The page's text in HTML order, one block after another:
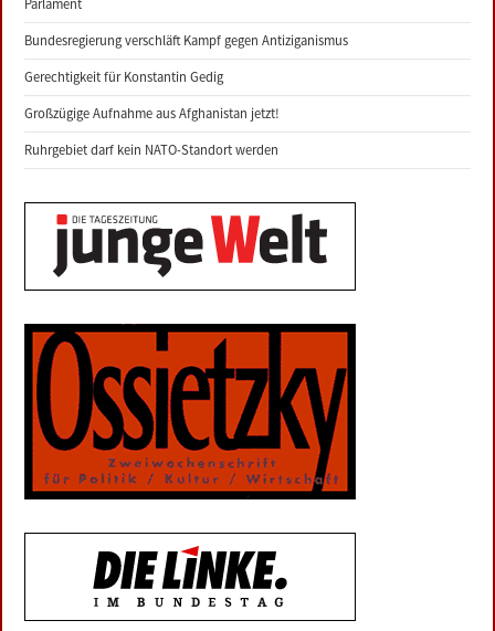
Parlament
Bundesregierung verschläft Kampf gegen Antiziganismus
Gerechtigkeit für Konstantin Gedig
Großzügige Aufnahme aus Afghanistan jetzt!
Ruhrgebiet darf kein NATO-Standort werden